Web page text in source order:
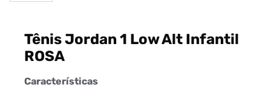
Tênis Jordan 1 Low Alt Infantil
ROSA
Características